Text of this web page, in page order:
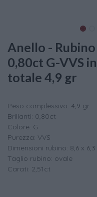
Anello -
0,80ct G-VVS
totale 4,9 gr
Peso complessivo: 4,9 gr
Brillanti: 0,80ct
Colore: G
Purezza: VVS
Dimensioni rubino: 8,6 x
Taglio rubino: ovale
Carati: 2,51ct